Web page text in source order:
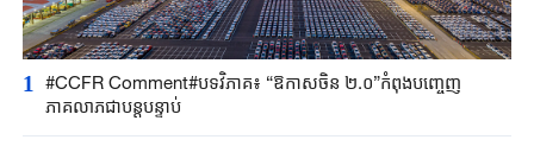
1
#CCFR ​Comment#បទវិភាគ​៖ “ឱកាសចិន ២.០”កំពុង​បញ្ចេញ​
ភាគលាភ​ជាបន្តបន្ទាប់​